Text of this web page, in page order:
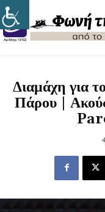
Διαμάχη για
Πάρου |